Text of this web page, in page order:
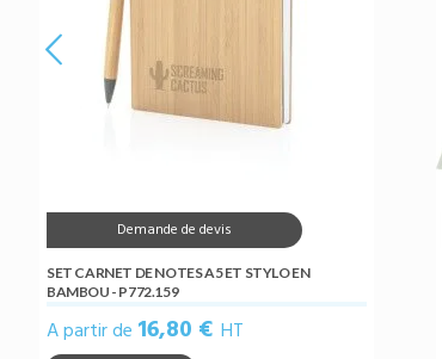
Demande de devis
SET CARNET DE NOTES A5 ET STYLO EN
BAMBOU - P772.159
A partir de 16,80 € HT